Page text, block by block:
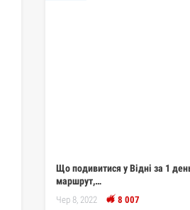
Що подивитися у Відні за 1
маршрут,…
Чер 8, 2022 8 007